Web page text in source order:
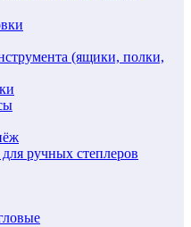
(ящики, полки,
ручных степлеров